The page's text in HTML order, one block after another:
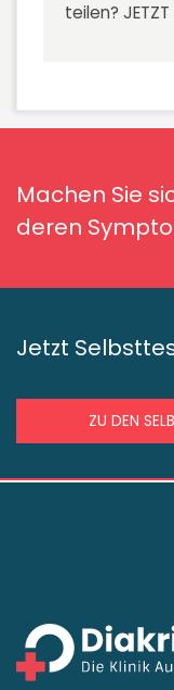
teilen? JETZT
Machen Sie
deren
Jetzt
ZU DEN